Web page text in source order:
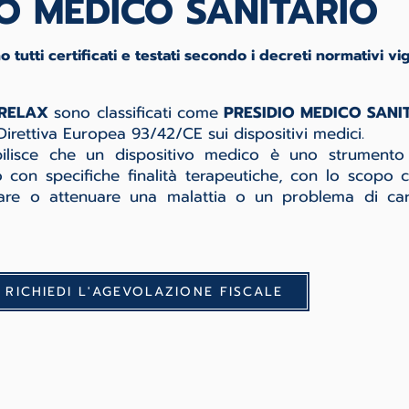
MEDICO SANITARIO
tutti certificati e testati secondo i decreti normativi
sono classificati come PRESIDIO MEDICO
Europea 93/42/CE sui dispositivi medici.
che un dispositivo medico è uno
con specifiche finalità terapeutiche, con lo scopo
o attenuare una malattia o un problema di
RICHIEDI L'AGEVOLAZIONE FISCALE